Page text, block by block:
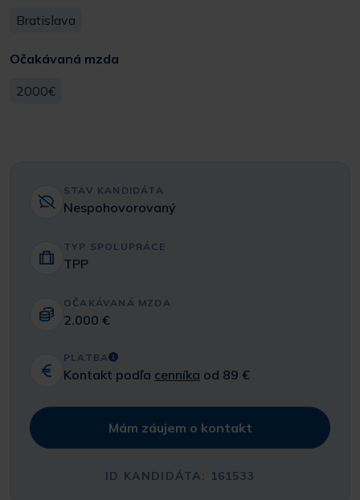
Bratislava
Očakávaná mzda
2000€
STAV KANDIDÁTA
Nespohovorovaný
TYP SPOLUPRÁCE
TPP
OČAKÁVANÁ MZDA
2.000 €
PLATBA
Kontakt podľa cenníka od 89 €
Mám záujem o kontakt
ID KANDIDÁTA: 161533